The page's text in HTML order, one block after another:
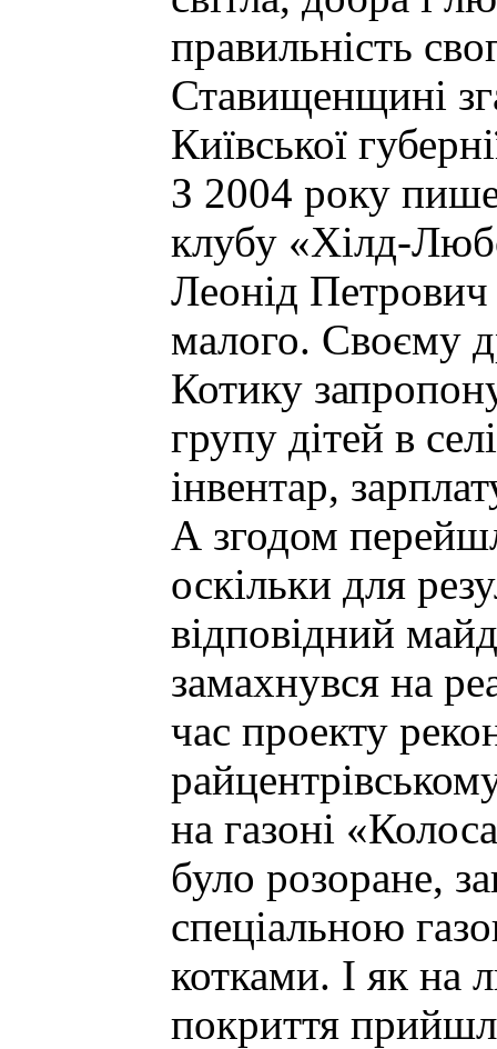
правильність
Ставищенщині
Київської
З 2004 року
клубу «Хілд-
Леонід
малого. Своєму
Котику
групу дітей в
інвентар,
А згодом
оскільки для
відповідний
замахнувся на
час проекту
на газоні
було розоране,
спеціальною
котками. І як на
покриття